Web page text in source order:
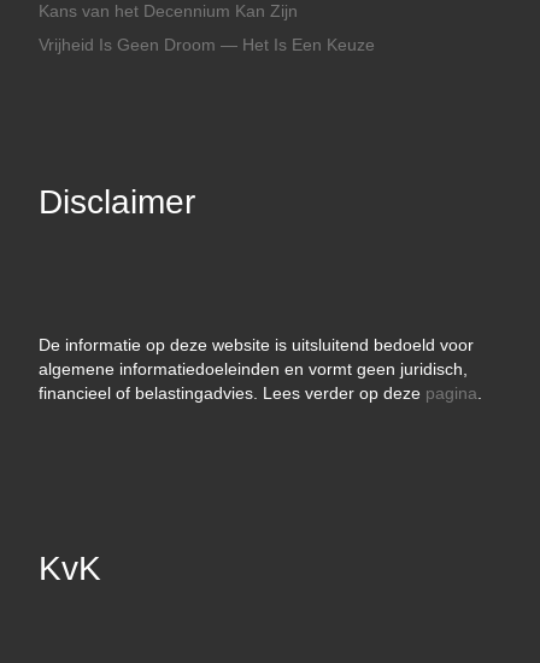
Kans van het Decennium Kan Zijn
Vrijheid Is Geen Droom — Het Is Een Keuze
Disclaimer
De informatie op deze website is uitsluitend bedoeld voor
algemene informatiedoeleinden en vormt geen juridisch,
financieel of belastingadvies. Lees verder op deze pagina
KvK